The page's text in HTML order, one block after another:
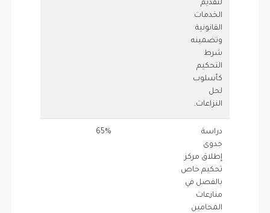
لتقديم
الخدمات
القانونية
وتضمينه
شرط
التحكيم
كأسلوب
لحل
النزاعات.
دراسة
جدوى
إطلاق مركز
تحكيم خاص
بالفصل في
منازعات
المحامين
65%